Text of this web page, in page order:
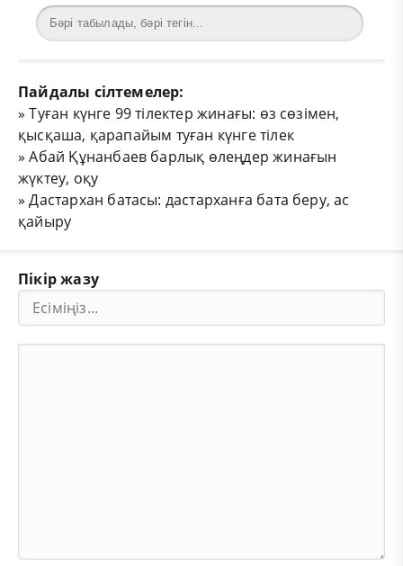
Пайдалы сілтемелер:
»Туған күнге 99 тілектер жинағы: өз сөзімен,
қысқаша, қарапайым туған күнге тілек
»Абай Құнанбаев барлық өлеңдер жинағын
жүктеу, оқу
»Дастархан батасы: дастарханға бата беру, ас
қайыру
Пікір жазу